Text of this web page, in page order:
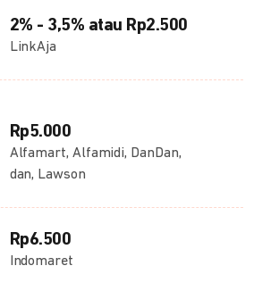
2% - 3,5% atau Rp2.500
LinkAja
Rp5.000
Alfamart, Alfamidi, DanDan,
dan, Lawson
Rp6.500
Indomaret